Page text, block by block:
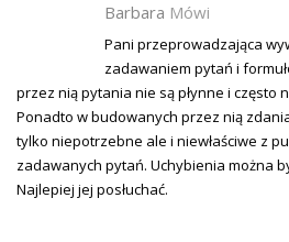
Barbara Mówi
Pani przeprowadzająca
zadawaniem pytań i
przez nią pytania nie są płynne i często
Ponadto w budowanych przez nią
tylko niepotrzebne ale i niewłaściwe z
zadawanych pytań. Uchybienia można
Najlepiej jej posłuchać.